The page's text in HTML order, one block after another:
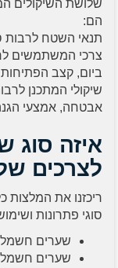
שלושת השיקולים
הם:
תנאי השטח לרבות
צרכי המשתמשים
ביום, קצב הפתיחות
שיקולי המתכנן
אבטחה, אמצעי
איזה סוג
לצרכים
ריכזנו את המלצות
סוגי פתרונות
שערים
שערים